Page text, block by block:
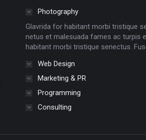
Photography
Glavrida for habitant morbi tristique
netus et malesuada fames ac turpis
habitant morbi tristique senectus.
Web Design
Marketing & PR
Programming
Consulting